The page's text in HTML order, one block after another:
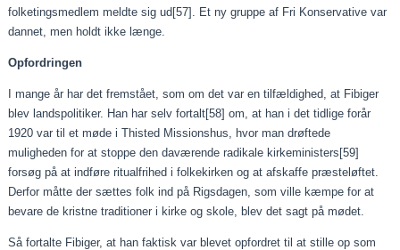
folketingsmedlem meldte sig ud[57] . Et ny gruppe af Fri Konservative var
dannet, men holdt ikke længe.
Opfordringen
I mange år har det fremstået, som om det var en tilfældighed, at Fibiger
blev landspolitiker. Han har selv fortalt[58] om, at han i det tidlige forår
1920 var til et møde i Thisted Missionshus, hvor man drøftede
muligheden for at stoppe den daværende radikale kirkeministers[59]
forsøg på at indføre ritualfrihed i folkekirken og at afskaffe præsteløftet.
Derfor måtte der sættes folk ind på Rigsdagen, som ville kæmpe for at
bevare de kristne traditioner i kirke og skole, blev det sagt på mødet.
Så fortalte Fibiger, at han faktisk var blevet opfordret til at stille op som